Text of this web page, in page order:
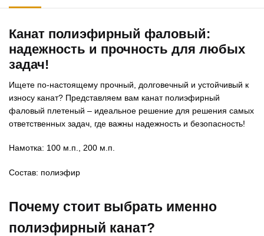
Канат полиэфирный фаловый:
надежность и прочность для любых
задач!
Ищете по-настоящему прочный, долговечный и устойчивый к
износу канат? Представляем вам канат полиэфирный
фаловый плетеный – идеальное решение для решения самых
ответственных задач, где важны надежность и безопасность!
Намотка: 100 м.п., 200 м.п.
Состав: полиэфир
Почему стоит выбрать именно
полиэфирный канат?